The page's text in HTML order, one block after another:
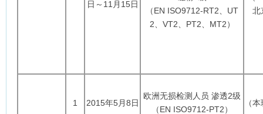
日～11月15日
（EN ISO9712-RT2、UT
2、VT2、PT2、MT2）
北
1 2015年5月8日
欧洲无损检测人员 渗透2级
（EN ISO9712-PT2）
（